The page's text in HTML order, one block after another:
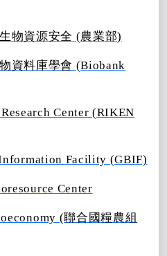
物資源安全 (農業部)
資料庫學會 (Biobank
Center (RIKEN
Facility (GBIF)
Center
(聯合國糧農組